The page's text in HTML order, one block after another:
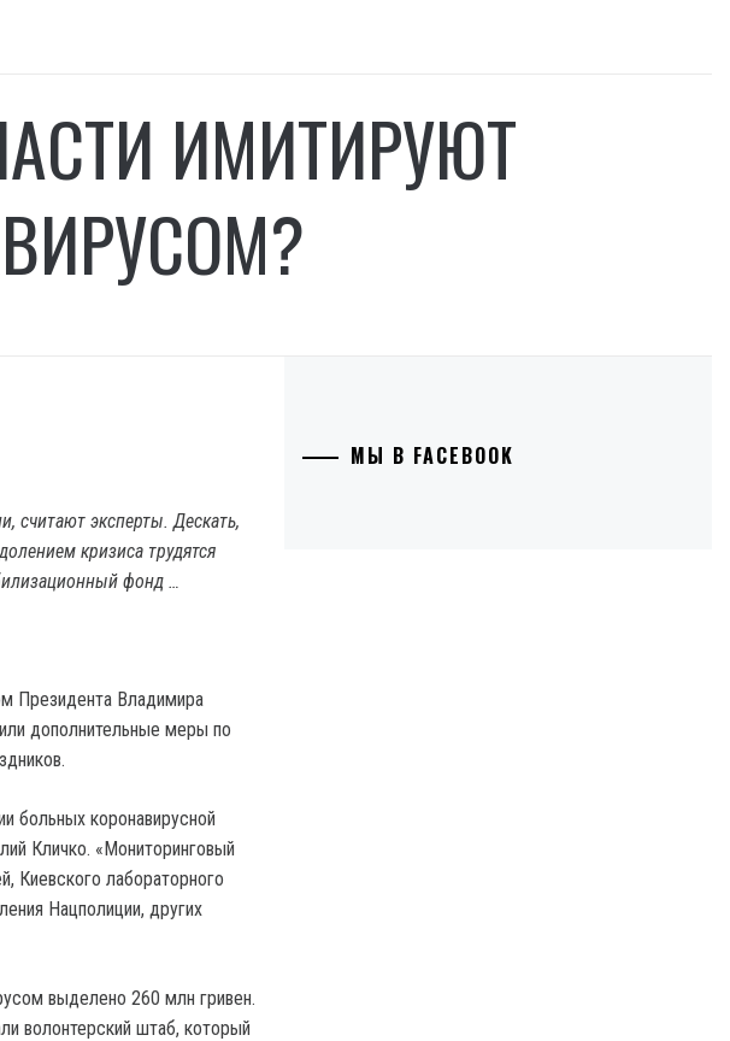
ИМИТИРУЮТ
считают эксперты. Дескать,
кризиса трудятся
фонд …
Президента Владимира
дополнительные меры по
больных коронавирусной
Кличко. «Мониторинговый
Киевского лабораторного
Нацполиции, других
выделено 260 млн гривен.
волонтерский штаб, который
МЫ В FACEBOOK